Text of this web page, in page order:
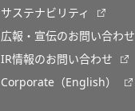
サステナビリティ
広報・宣伝のお問い合わせ
IR情報のお問い合わせ
Corporate（English）